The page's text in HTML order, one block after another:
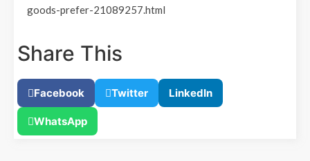
goods-prefer-21089257.html
Share This
Facebook Twitter LinkedIn
WhatsApp